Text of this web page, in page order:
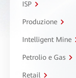
ISP
Produzione
Intelligent Mine
Petrolio e Gas
Retail